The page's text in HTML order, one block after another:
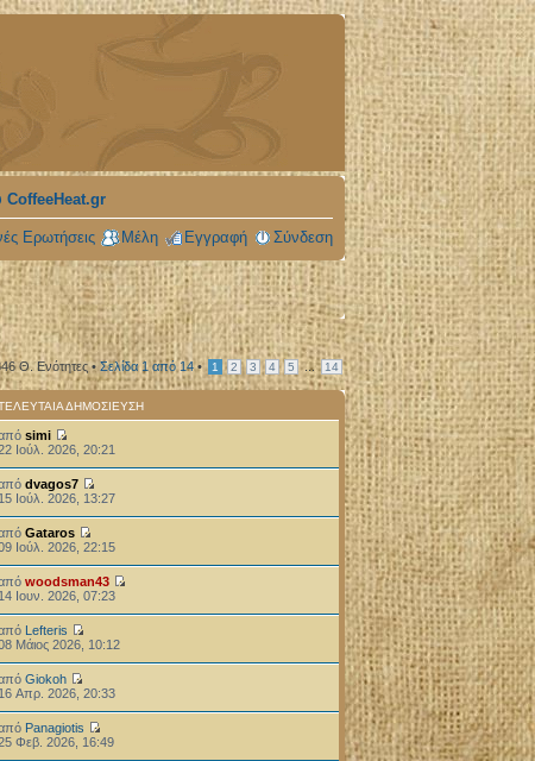
CoffeeHeat.gr
Ερωτήσεις Μέλη Εγγραφή Σύνδεση
Θ. Ενότητες • Σελίδα 1από 14• 1 2 3 4 5 ... 14
ΔΗΜΟΣΊΕΥΣΗ
simi
Ιούλ. 2026, 20:21
dvagos7
15 Ιούλ. 2026, 13:27
Gataros
Ιούλ. 2026, 22:15
woodsman43
14 Ιουν. 2026, 07:23
Lefteris
Μάιος 2026, 10:12
Giokoh
16 Απρ. 2026, 20:33
Panagiotis
Φεβ. 2026, 16:49